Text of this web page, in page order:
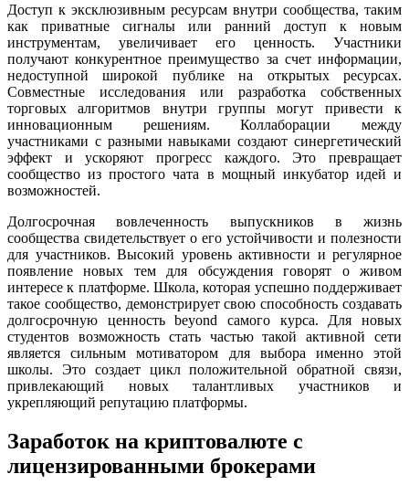
Доступ к эксклюзивным ресурсам внутри сообщества, таким
как приватные сигналы или ранний доступ к новым
инструментам, увеличивает его ценность. Участники
получают конкурентное преимущество за счет информации,
недоступной широкой публике на открытых ресурсах.
Совместные исследования или разработка собственных
торговых алгоритмов внутри группы могут привести к
инновационным решениям. Коллаборации между
участниками с разными навыками создают синергетический
эффект и ускоряют прогресс каждого. Это превращает
сообщество из простого чата в мощный инкубатор идей и
возможностей.
Долгосрочная вовлеченность выпускников в жизнь
сообщества свидетельствует о его устойчивости и полезности
для участников. Высокий уровень активности и регулярное
появление новых тем для обсуждения говорят о живом
интересе к платформе. Школа, которая успешно поддерживает
такое сообщество, демонстрирует свою способность создавать
долгосрочную ценность beyond самого курса. Для новых
студентов возможность стать частью такой активной сети
является сильным мотиватором для выбора именно этой
школы. Это создает цикл положительной обратной связи,
привлекающий новых талантливых участников и
укрепляющий репутацию платформы.
Заработок на криптовалюте с
лицензированными брокерами